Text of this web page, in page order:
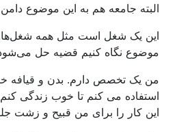
البته جامعه هم به این موضوع
این یک شغل است مثل همه شغل‌ها.
موضوع نگاه کنیم قضیه حل
من یک تخصص دارم. بدن و قیافه
استفاده می کنم تا خوب زندگی
این کار را برای من قبیح و زشت